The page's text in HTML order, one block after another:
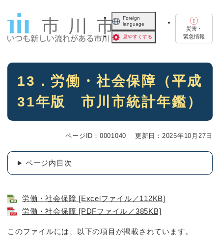
Foreign
language
見やすくする
災害・
緊急情報
本
13．労働・社会保障（平成
31年版 市川市統計年鑑）
ページID：0001040 更新日：2025年10月27日
ページ内目次
労働・社会保障 [Excelファイル／112KB]
労働・社会保障 [PDFファイル／385KB]
このファイルには、以下の項目が掲載されています。